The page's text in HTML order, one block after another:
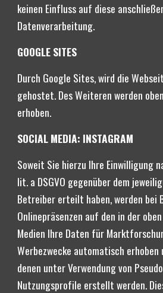
keinen Einfluss auf diese
Datenverarbeitung.
GOOGLE SITES
Durch Google Sites, wird die
gehostet. Des Weiteren werden
erhoben.
SOCIAL MEDIA: INSTAGRAM
Soweit Sie hierzu Ihre Einwilligung
lit. a DSGVO gegenüber dem
Betreiber erteilt haben, werden bei
Onlinepräsenzen auf den in der
Medien Ihre Daten für
Werbezwecke automatisch
denen unter Verwendung von
Nutzungsprofile erstellt werden.